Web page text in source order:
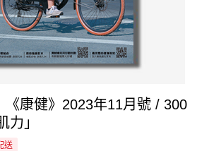
《康健》2023年11月號 / 300
力」
送